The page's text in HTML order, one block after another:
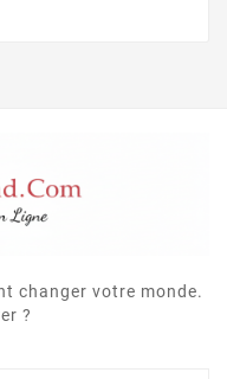
changer votre monde.
?